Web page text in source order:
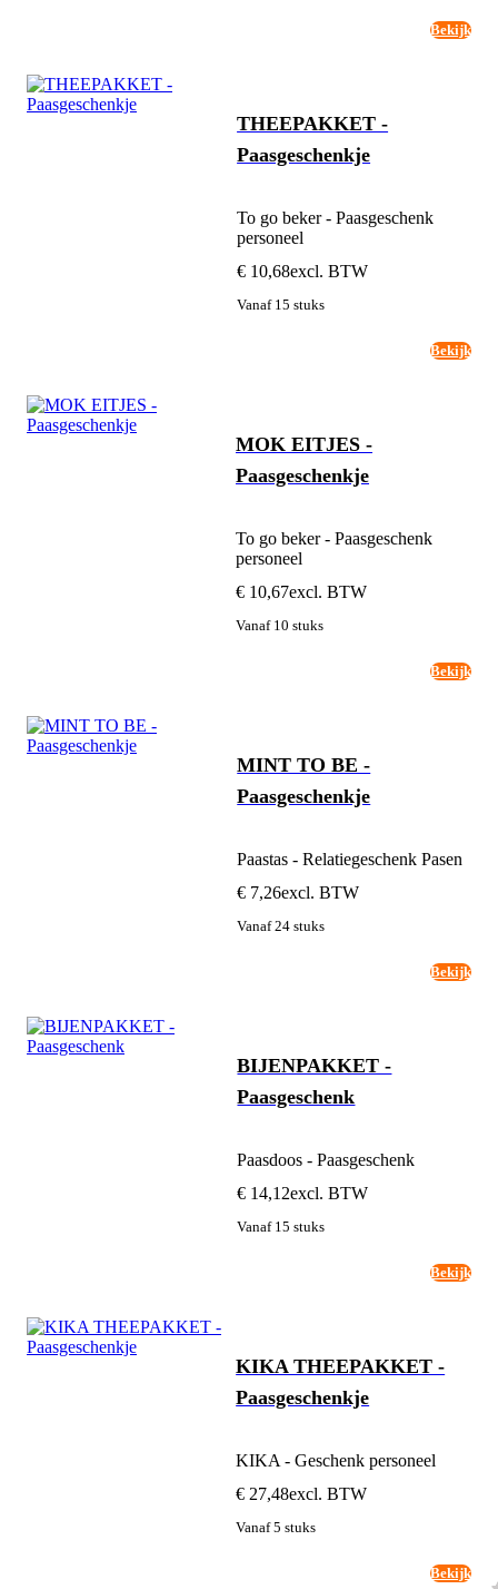
Bekijk
THEEPAKKET -
Paasgeschenkje
To go beker - Paasgeschenk
personeel
€ 10,68excl. BTW
Vanaf 15 stuks
Bekijk
MOK EITJES -
Paasgeschenkje
To go beker - Paasgeschenk
personeel
€ 10,67excl. BTW
Vanaf 10 stuks
Bekijk
MINT TO BE -
Paasgeschenkje
Paastas - Relatiegeschenk Pasen
€ 7,26excl. BTW
Vanaf 24 stuks
Bekijk
BIJENPAKKET -
Paasgeschenk
Paasdoos - Paasgeschenk
€ 14,12excl. BTW
Vanaf 15 stuks
Bekijk
KIKA THEEPAKKET -
Paasgeschenkje
KIKA - Geschenk personeel
€ 27,48excl. BTW
Vanaf 5 stuks
Bekijk